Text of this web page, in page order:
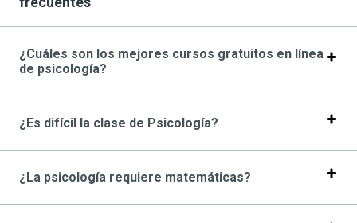
¿Cuáles son los mejores cursos gratuitos en línea
de psicología?
¿Es difícil la clase de Psicología?
¿La psicología requiere matemáticas?